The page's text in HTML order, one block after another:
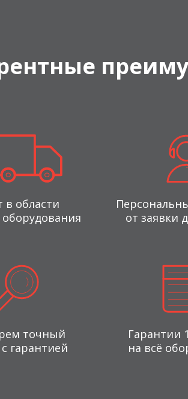
в области
оборудования
от заявки
точный
гарантией
Гарантии
на всё